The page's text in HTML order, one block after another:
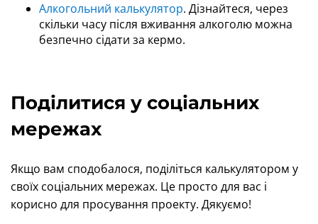
Алкогольний калькулятор. Дізнайтеся, через
скільки часу після вживання алкоголю можна
безпечно сідати за кермо.
Поділитися у соціальних
мережах
Якщо вам сподобалося, поділіться калькулятором у
своїх соціальних мережах. Це просто для вас і
корисно для просування проекту. Дякуємо!